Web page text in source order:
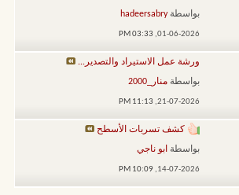
بواسطةhadeersabry
01-06-2026,
03:33 PM
ورشة عمل الاستيراد والتصدير...
بواسطة منار_2000
21-07-2026,
11:13 PM
كشف تسربات الأسطح
بواسطة ابو ناجي
14-07-2026,
10:09 PM